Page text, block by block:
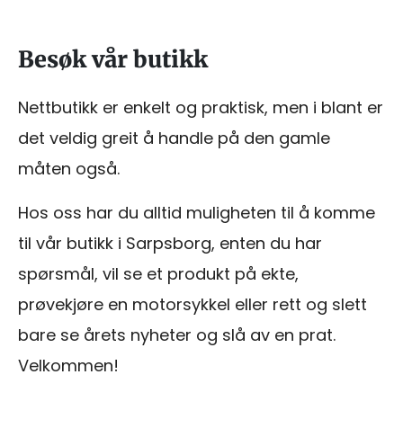
Besøk vår butikk
Nettbutikk er enkelt og praktisk, men i blant er
det veldig greit å handle på den gamle
måten også.
Hos oss har du alltid muligheten til å komme
til vår butikk i Sarpsborg, enten du har
spørsmål, vil se et produkt på ekte,
prøvekjøre en motorsykkel eller rett og slett
bare se årets nyheter og slå av en prat.
Velkommen!